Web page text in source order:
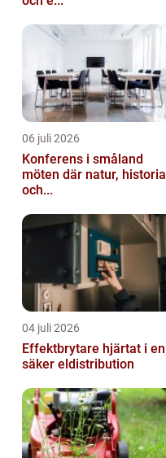
06 juli 2026
Konferens i småland
möten där natur, historia
och...
04 juli 2026
Effektbrytare hjärtat i en
säker eldistribution